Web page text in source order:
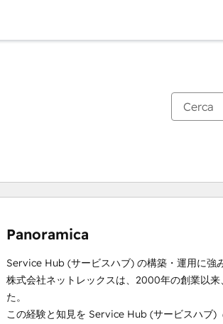
Panoramica
Service Hub (サービスハブ) の構築・運用に強
株式会社ネットレックスは、2000年の創業以
た。
この経験と知見を Service Hub (サービスハブ)